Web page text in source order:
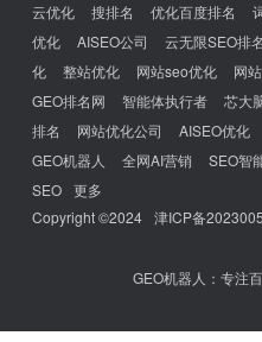
云优化
搜排名 优化百度排名
优化
AISEO公司 云无限SEO排名
化
整站优化 网站seo优化 网
GEO排名网
智能体执行者 芯大
排名
网站优化公司 AISEO优化
GEO机器人
全网AI营销 SEO智
SEO 更多
Copyright ©2024 津ICP备
GEO机器人：专注